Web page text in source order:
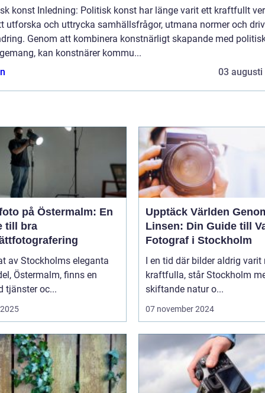
konst Inledning: Politisk konst har länge varit ett kraftfullt
utforska och uttrycka samhällsfrågor, utmana normer och
Genom att kombinera konstnärligt skapande med
kan konstnärer kommu...
03 augusti
på Östermalm: En
till bra
av Stockholms eleganta
Östermalm, finns en
tjänster oc...
Upptäck Världen
Linsen: Din Guide till
Fotograf i Stockholm
I en tid där bilder aldrig varit
kraftfulla, står Stockholm
skiftande natur o...
07 november 2024